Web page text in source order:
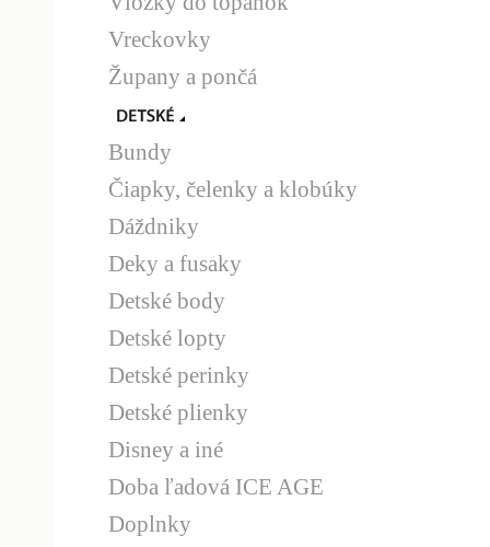
Vreckovky
Župany a pončá
Bundy
Čiapky, čelenky a klobúky
Dáždniky
Deky a fusaky
Detské body
Detské lopty
Detské perinky
Detské plienky
Disney a iné
Doba ľadová ICE AGE
Doplnky